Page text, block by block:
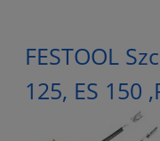
FESTOOL
125, ES 150